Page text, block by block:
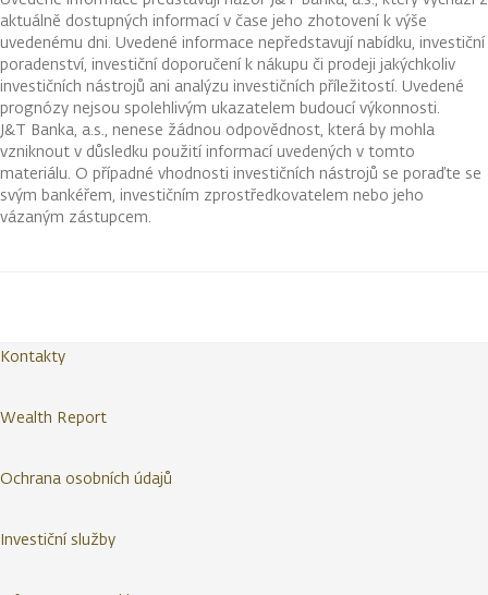
aktuálně dostupných informací v čase jeho zhotovení k výše
uvedenému dni. Uvedené informace nepředstavují nabídku, investiční
poradenství, investiční doporučení k nákupu či prodeji jakýchkoliv
investičních nástrojů ani analýzu investičních příležitostí. Uvedené
prognózy nejsou spolehlivým ukazatelem budoucí výkonnosti.
J&T Banka, a.s., nenese žádnou odpovědnost, která by mohla
vzniknout v důsledku použití informací uvedených v tomto
materiálu. O případné vhodnosti investičních nástrojů se poraďte se
svým bankéřem, investičním zprostředkovatelem nebo jeho
vázaným zástupcem.
Kontakty
Wealth Report
Ochrana osobních údajů
Investiční služby